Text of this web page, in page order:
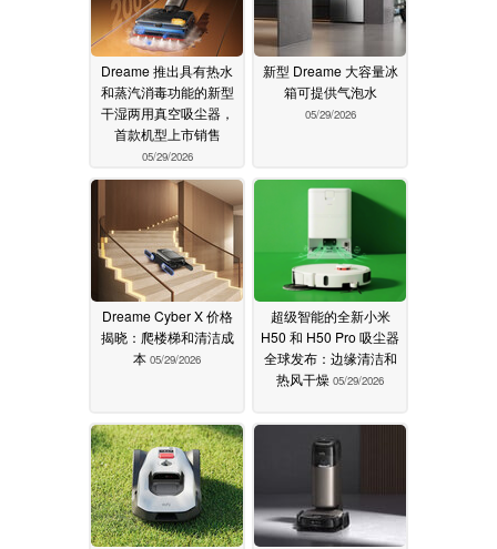
Dreame 推出具有热水
和蒸汽消毒功能的新型
干湿两用真空吸尘器，
首款机型上市销售
05/29/2026
新型 Dreame 大容量冰
箱可提供气泡水
05/29/2026
Dreame Cyber X 价格
揭晓：爬楼梯和清洁成
本 05/29/2026
超级智能的全新小米
H50 和 H50 Pro 吸尘器
全球发布：边缘清洁和
热风干燥 05/29/2026